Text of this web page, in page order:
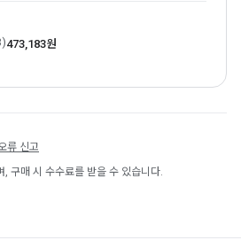
473,183원
류 신고
, 구매 시 수수료를 받을 수 있습니다.